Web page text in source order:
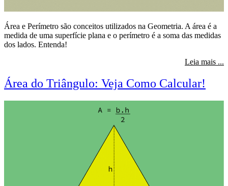
Área e Perímetro são conceitos utilizados na Geometria. A área é a
medida de uma superfície plana e o perímetro é a soma das medidas
dos lados. Entenda!
Leia mais ...
Área do Triângulo: Veja Como Calcular!